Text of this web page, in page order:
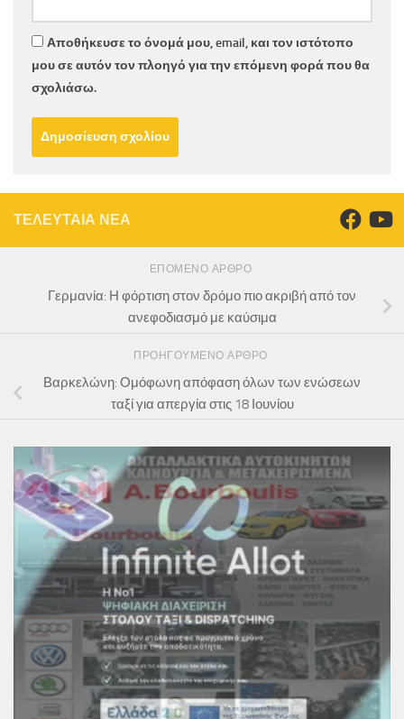
Αποθήκευσε το όνομά μου, email, και τον ιστότοπο
μου σε αυτόν τον πλοηγό για την επόμενη φορά που θα
σχολιάσω.
ΤΕΛΕΥΤΑΙΑ ΝΕΑ
ΕΠΌΜΕΝΟ ΆΡΘΡΟ
Γερμανία: Η φόρτιση στον δρόμο πιο ακριβή από τον
ανεφοδιασμό με καύσιμα
ΠΡΟΗΓΟΎΜΕΝΟ ΆΡΘΡΟ
Βαρκελώνη: Ομόφωνη απόφαση όλων των ενώσεων
ταξί για απεργία στις 18 Ιουνίου